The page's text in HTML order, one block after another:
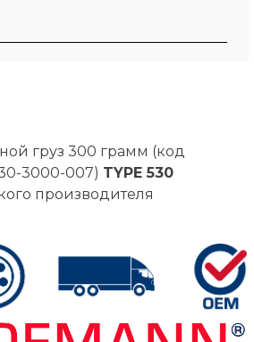
груз 300 грамм (код
3000-007) TYPE 530
производителя